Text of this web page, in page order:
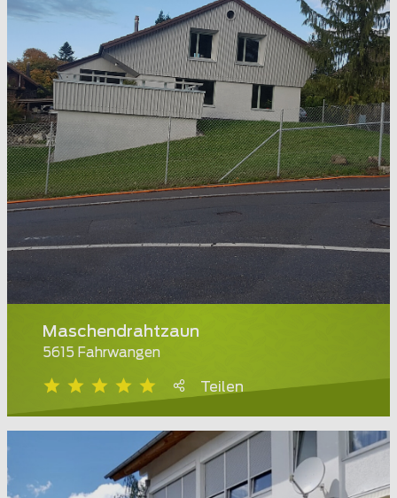
Maschendrahtzaun
5615 Fahrwangen
Teilen